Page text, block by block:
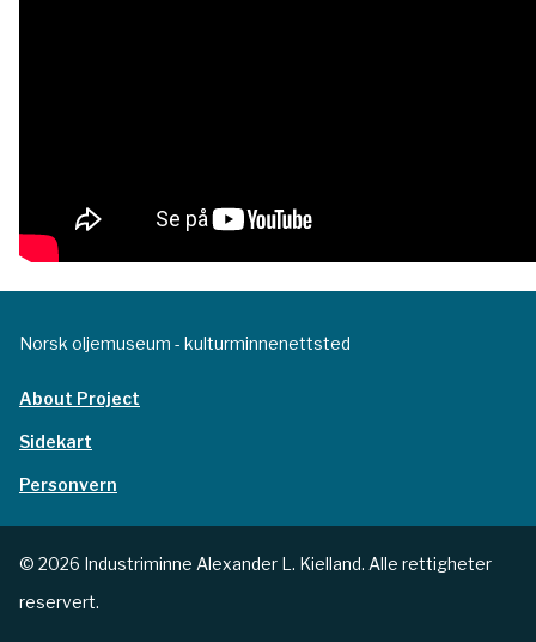
Norsk oljemuseum - kulturminnenettsted
About Project
Sidekart
Personvern
© 2026 Industriminne Alexander L. Kielland. Alle rettigheter
reservert.